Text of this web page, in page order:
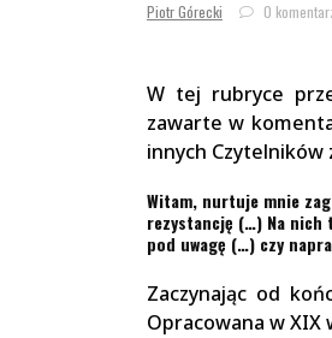
Piotr Górecki 0
W tej rubryce
zawarte w
innych Czytelników
Witam, nurtuje mnie
rezystancję (…) Na nich
pod uwagę (…) czy
Zaczynając od
Opracowana w XIX